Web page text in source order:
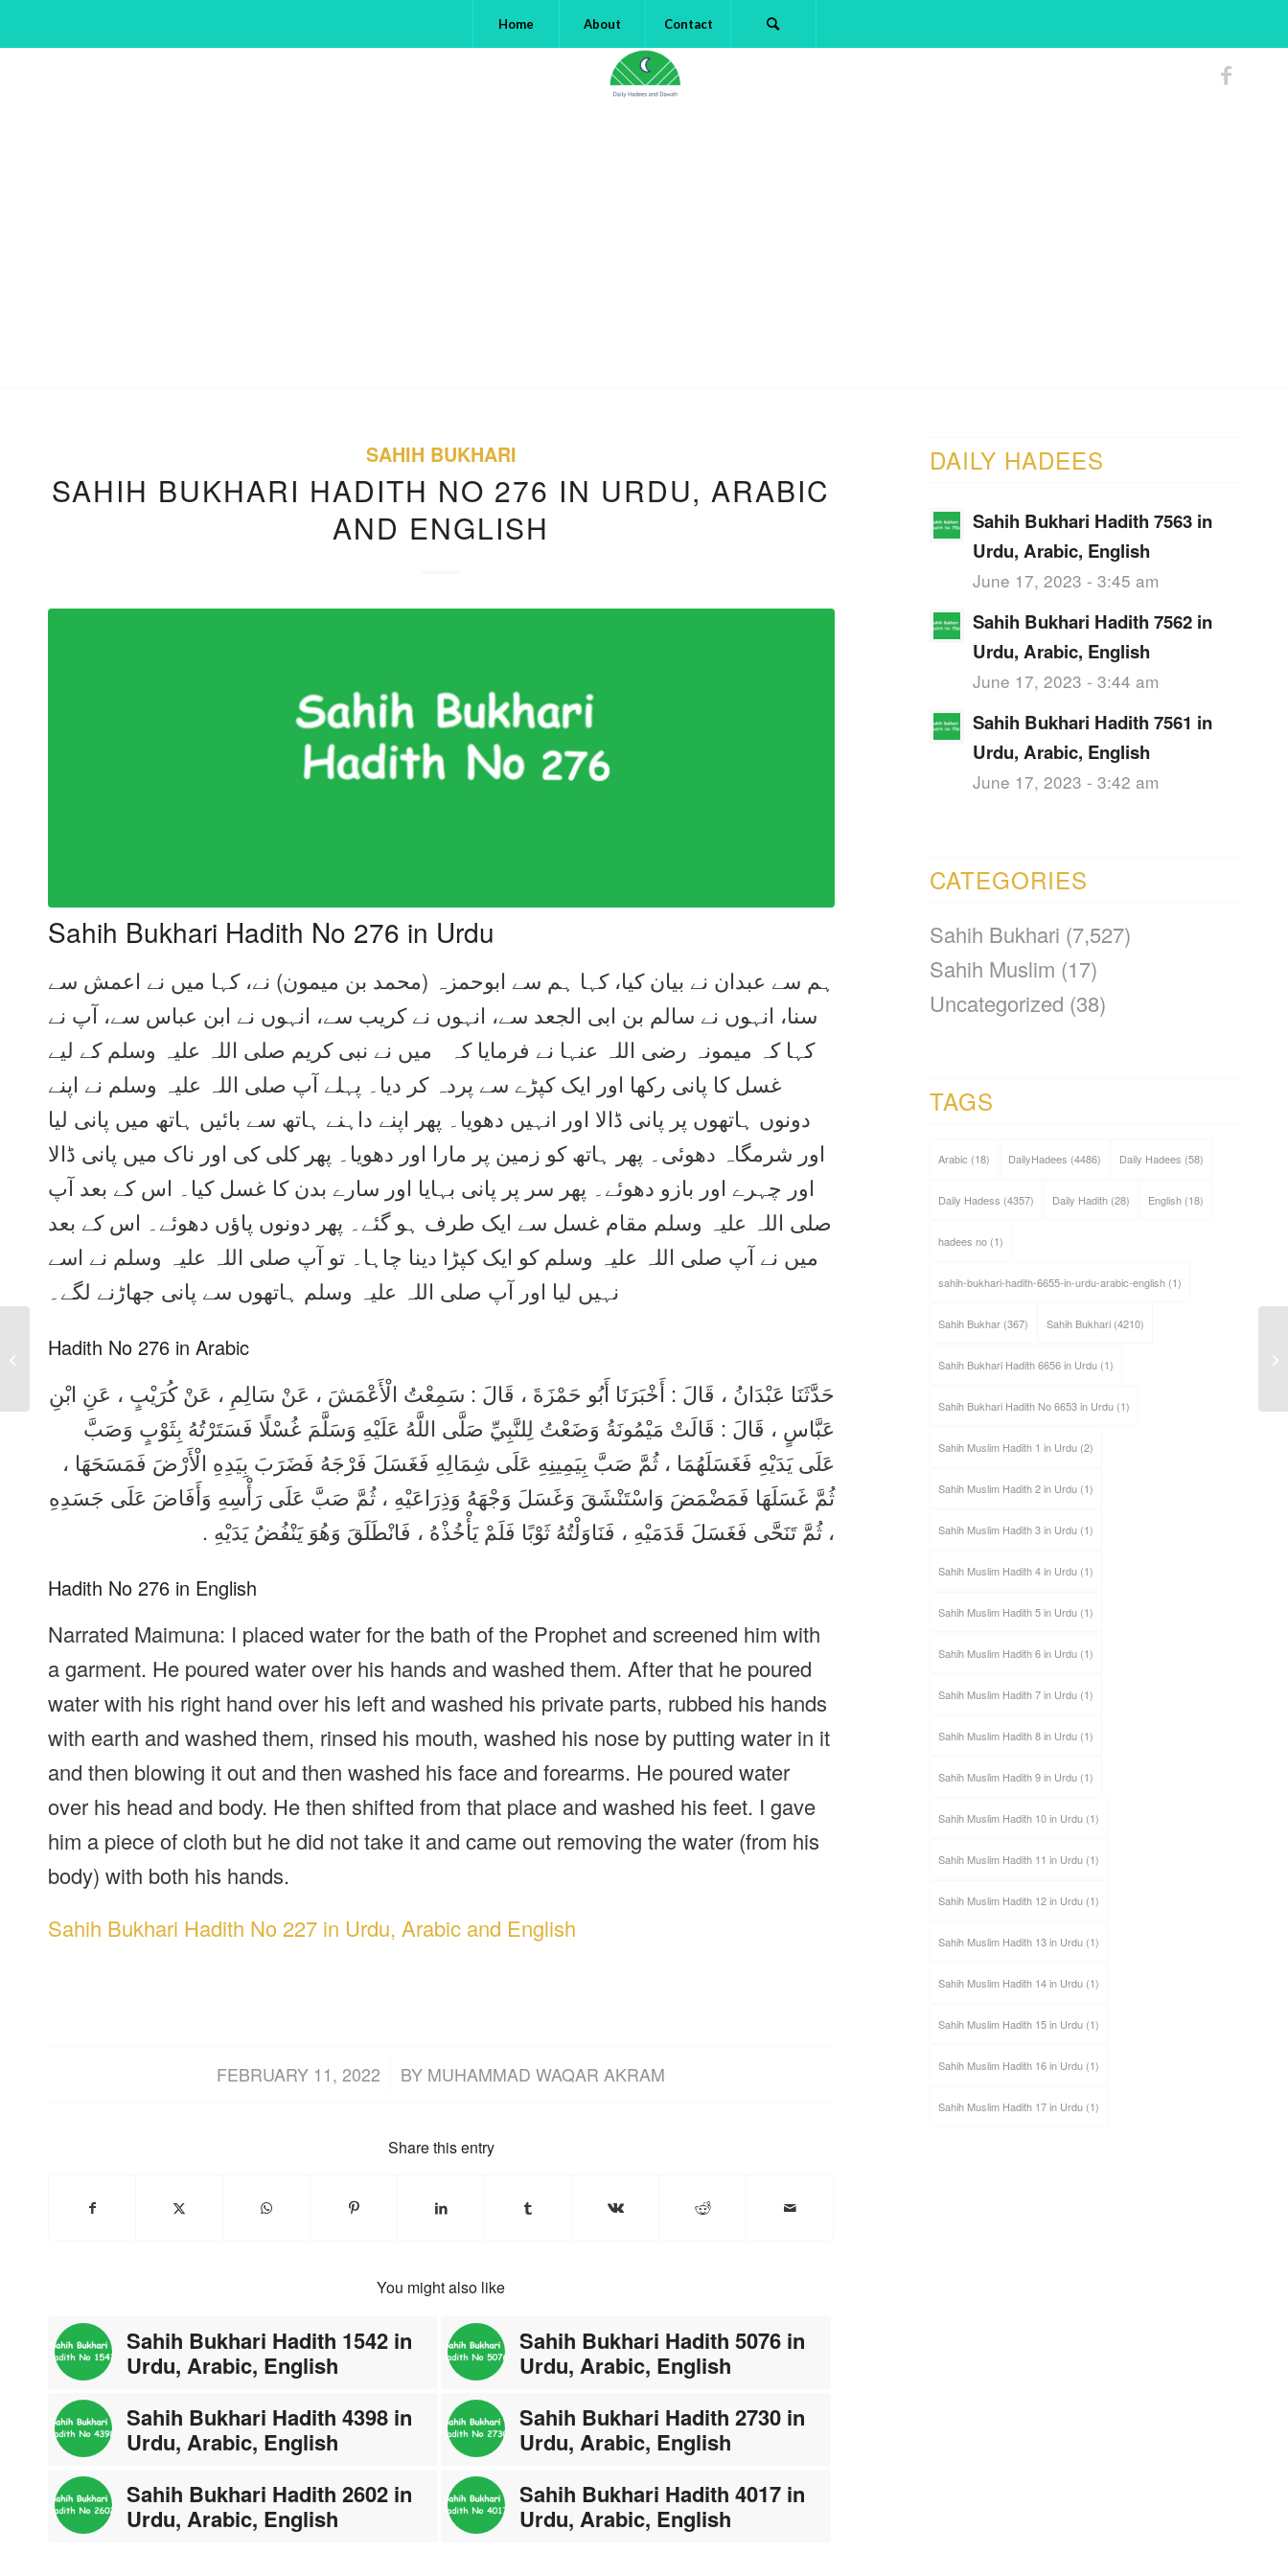
Home About Contact
SAHIH BUKHARI
SAHIH BUKHARI HADITH NO 276 IN URDU, ARABIC
AND ENGLISH
Sahih Bukhari Hadith No 276 in Urdu
ہم سے عبدان نے بیان کیا، کہا ہم سے ابوحمزہ (محمد بن میمون) نے، کہا میں نے اعمش سے
سنا، انہوں نے سالم بن ابی الجعد سے، انہوں نے کریب سے، انہوں نے ابن عباس سے، آپ نے
کہا کہ میمونہ رضی اللہ عنہا نے فرمایا کہ میں نے نبی کریم صلی اللہ علیہ وسلم کے لیے
غسل کا پانی رکھا اور ایک کپڑے سے پردہ کر دیا۔ پہلے آپ صلی اللہ علیہ وسلم نے اپنے
دونوں ہاتھوں پر پانی ڈالا اور انہیں دھویا۔ پھر اپنے داہنے ہاتھ سے بائیں ہاتھ میں پانی لیا
اور شرمگاہ دھوئی۔ پھر ہاتھ کو زمین پر مارا اور دھویا۔ پھر کلی کی اور ناک میں پانی ڈالا
اور چہرے اور بازو دھوئے۔ پھر سر پر پانی بہایا اور سارے بدن کا غسل کیا۔ اس کے بعد آپ
صلی اللہ علیہ وسلم مقام غسل سے ایک طرف ہو گئے۔ پھر دونوں پاؤں دھوئے۔ اس کے بعد
میں نے آپ صلی اللہ علیہ وسلم کو ایک کپڑا دینا چاہا۔ تو آپ صلی اللہ علیہ وسلم نے اسے
نہیں لیا اور آپ صلی اللہ علیہ وسلم ہاتھوں سے پانی جھاڑنے لگے۔
Hadith No 276 in Arabic
حَدَّثَنَا عَبْدَانُ ، قَالَ : أَخْبَرَنَا أَبُو حَمْزَةَ ، قَالَ : سَمِعْتُ الْأَعْمَشَ ، عَنْ سَالِمِ ، عَنْ كُرَيْبٍ ، عَنِ ابْنِ
عَبَّاسٍ ، قَالَ : قَالَتْ مَيْمُونَةُ وَضَعْتُ لِلنَّبِيِّ صَلَّى اللَّهُ عَلَيْهِ وَسَلَّمَ غُسْلًا فَسَتَرْتُهُ بِثَوْبٍ وَصَبَّ
عَلَى يَدَيْهِ فَغَسَلَهُمَا ، ثُمَّ صَبَّ بِيَمِينِهِ عَلَى شِمَالِهِ فَغَسَلَ فَرْجَهُ فَضَرَبَ بِيَدِهِ الْأَرْضَ فَمَسَحَهَا ،
ثُمَّ غَسَلَهَا فَمَضْمَضَ وَاسْتَنْشَقَ وَغَسَلَ وَجْهَهُ وَذِرَاعَيْهِ ، ثُمَّ صَبَّ عَلَى رَأْسِهِ وَأَفَاضَ عَلَى جَسَدِهِ
، ثُمَّ تَنَحَّى فَغَسَلَ قَدَمَيْهِ ، فَنَاوَلْتُهُ ثَوْبًا فَلَمْ يَأْخُذْهُ ، فَانْطَلَقَ وَهُوَ يَنْفُضُ يَدَيْهِ .
Hadith No 276 in English
Narrated Maimuna: I placed water for the bath of the Prophet and screened him with
a garment. He poured water over his hands and washed them. After that he poured
water with his right hand over his left and washed his private parts, rubbed his hands
with earth and washed them, rinsed his mouth, washed his nose by putting water in it
and then blowing it out and then washed his face and forearms. He poured water
over his head and body. He then shifted from that place and washed his feet. I gave
him a piece of cloth but he did not take it and came out removing the water (from his
body) with both his hands.
Sahih Bukhari Hadith No 227 in Urdu, Arabic and English
FEBRUARY 11, 2022
/ BY MUHAMMAD WAQAR AKRAM
Share this entry
You might also like
Sahih Bukhari Hadith 1542 in
Urdu, Arabic, English
Sahih Bukhari Hadith 5076 in
Urdu, Arabic, English
Sahih Bukhari Hadith 4398 in
Urdu, Arabic, English
Sahih Bukhari Hadith 2730 in
Urdu, Arabic, English
Sahih Bukhari Hadith 2602 in
Urdu, Arabic, English
Sahih Bukhari Hadith 4017 in
Urdu, Arabic, English
DAILY HADEES
Sahih Bukhari Hadith 7563 in
Urdu, Arabic, English
June 17, 2023 - 3:45 am
Sahih Bukhari Hadith 7562 in
Urdu, Arabic, English
June 17, 2023 - 3:44 am
Sahih Bukhari Hadith 7561 in
Urdu, Arabic, English
June 17, 2023 - 3:42 am
CATEGORIES
Sahih Bukhari (7,527)
Sahih Muslim (17)
Uncategorized (38)
TAGS
Arabic (18) DailyHadees (4486) Daily Hadees (58)
Daily Hadess (4357) Daily Hadith(28) English(18)
hadees no(1)
sahih-bukhari-hadith-6655-in-urdu-arabic-english(1)
Sahih Bukhar(367) Sahih Bukhari(4210)
Sahih Bukhari Hadith 6656 in Urdu(1)
Sahih Bukhari Hadith No 6653 in Urdu(1)
Sahih Muslim Hadith 1 in Urdu(2)
Sahih Muslim Hadith 2 in Urdu(1)
Sahih Muslim Hadith 3 in Urdu(1)
Sahih Muslim Hadith 4 in Urdu(1)
Sahih Muslim Hadith 5 in Urdu(1)
Sahih Muslim Hadith 6 in Urdu(1)
Sahih Muslim Hadith 7 in Urdu(1)
Sahih Muslim Hadith 8 in Urdu(1)
Sahih Muslim Hadith 9 in Urdu(1)
Sahih Muslim Hadith 10 in Urdu(1)
Sahih Muslim Hadith 11 in Urdu(1)
Sahih Muslim Hadith 12 in Urdu(1)
Sahih Muslim Hadith 13 in Urdu(1)
Sahih Muslim Hadith 14 in Urdu(1)
Sahih Muslim Hadith 15 in Urdu(1)
Sahih Muslim Hadith 16 in Urdu(1)
Sahih Muslim Hadith 17 in Urdu(1)
Sahih Bukhari Hadith
No 275 in Urdu, Arabic